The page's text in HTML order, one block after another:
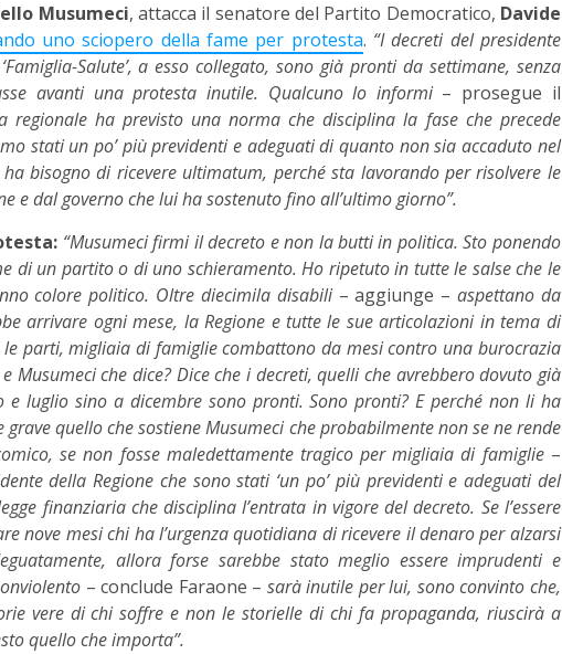
Musumeci, attacca il senatore del Partito Democratico, Davide
uno sciopero della fame per protesta. “I decreti del presidente
Salute’, a esso collegato, sono già pronti da settimane, senza
avanti una protesta inutile. Qualcuno lo informi– prosegue il
regionale ha previsto una norma che disciplina la fase che precede
stati un po’ più previdenti e adeguati di quanto non sia accaduto nel
bisogno di ricevere ultimatum, perché sta lavorando per risolvere le
e dal governo che lui ha sostenuto fino all’ultimo giorno”.
“Musumeci firmi il decreto e non la butti in politica. Sto ponendo
di un partito o di uno schieramento. Ho ripetuto in tutte le salse che le
colore politico. Oltre diecimila disabili– aggiunge – aspettano da
arrivare ogni mese, la Regione e tutte le sue articolazioni in tema di
parti, migliaia di famiglie combattono da mesi contro una burocrazia
che dice? Dice che i decreti, quelli che avrebbero dovuto già
luglio sino a dicembre sono pronti. Sono pronti? E perché non li ha
grave quello che sostiene Musumeci che probabilmente non se ne rende
se non fosse maledettamente tragico per migliaia di famiglie–
della Regione che sono stati ‘un po’ più previdenti e adeguati del
finanziaria che disciplina l’entrata in vigore del decreto. Se l’essere
nove mesi chi ha l’urgenza quotidiana di ricevere il denaro per alzarsi
allora forse sarebbe stato meglio essere imprudenti e
– conclude Faraone – sarà inutile per lui, sono convinto che,
vere di chi soffre e non le storielle di chi fa propaganda, riuscirà a
quello che importa”.